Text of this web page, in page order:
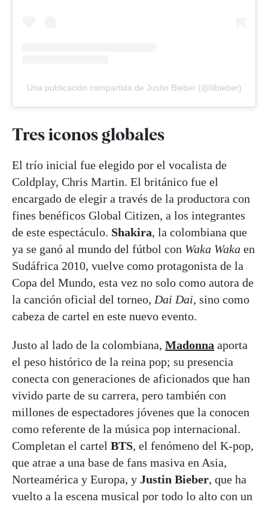
Una publicación compartida de Justin Bieber (@lilbieber)
Tres iconos globales
El trío inicial fue elegido por el vocalista de
Coldplay, Chris Martin. El británico fue el
encargado de elegir a través de la productora con
fines benéficos Global Citizen, a los integrantes
de este espectáculo. Shakira, la colombiana que
ya se ganó al mundo del fútbol con Waka Waka en
Sudáfrica 2010, vuelve como protagonista de la
Copa del Mundo, esta vez no solo como autora de
la canción oficial del torneo, Dai Dai, sino como
cabeza de cartel en este nuevo evento.
Justo al lado de la colombiana, Madonna aporta
el peso histórico de la reina pop; su presencia
conecta con generaciones de aficionados que han
vivido parte de su carrera, pero también con
millones de espectadores jóvenes que la conocen
como referente de la música pop internacional.
Completan el cartel BTS, el fenómeno del K‑pop,
que atrae a una base de fans masiva en Asia,
Norteamérica y Europa, y Justin Bieber, que ha
vuelto a la escena musical por todo lo alto con un